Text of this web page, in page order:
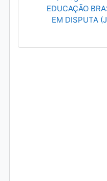
EDUCAÇÃO
EM DISPUTA